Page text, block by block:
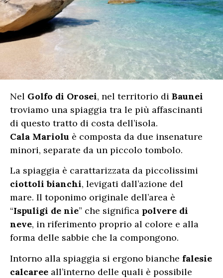
Nel Golfo di Orosei, nel territorio di Baunei
troviamo una spiaggia tra le più affascinanti
di questo tratto di costa dell’isola.
Cala Mariolu è composta da due insenature
minori, separate da un piccolo tombolo.
La spiaggia è carattarizzata da piccolissimi
ciottoli bianchi, levigati dall’azione del
mare. Il toponimo originale dell’area è
“Ispuligi de nìe” che significa polvere di
neve, in riferimento proprio al colore e alla
forma delle sabbie che la compongono.
Intorno alla spiaggia si ergono bianche falesie
calcaree all’interno delle quali è possibile